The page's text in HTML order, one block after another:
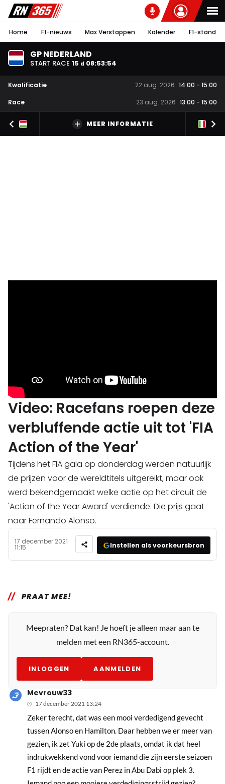
Home F1-nieuws Max Verstappen Kalender F1-stand
GP NEDERLAND
START RACE 15 d 08:53:53
Kwalificatie 22 aug. 2026 14:00 - 15:00
Race
23 aug. 2026 13:00 - 15:00
MEER INFORMATIE
Video: Racefans roepen deze
verbluffende actie uit tot 'FIA
Action of the Year'
Tijdens het FIA gala op donderdag werden natuurlijk
de prijzen voor de wereldtitels uitgereikt, maar ook
werd bekendgemaakt welke actie op het circuit de
'Action of the Year Award' verdiende. Die prijs gaat
naar Fernando Alonso.
17 december 2021
11:15 Instellen als voorkeursbron
PRAAT MEE!
Meepraten? Dat kan! Je hoeft je alleen maar aan te
melden met een RN365-account.
INLOGGEN AANMELDEN
Mevrouw33
17 december 2021 13:24
Zeker terecht, dat was een mooi verdedigend gevecht
tussen Alonso en Hamilton. Daar hebben we er meer van
gezien, ik zet Yuki op de 2de plaats, omdat ik dat heel
indrukwekkend vond voor iemand die zijn eerste seizoen
F1 rijdt en de actie van Perez in Abu Dabi op plek 3.